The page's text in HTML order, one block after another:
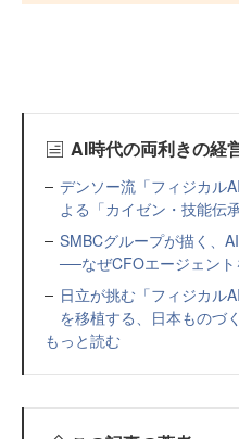
AI時代の両利きの経
デンソー流「フィジカル
よる「カイゼン・技能伝
SMBCグループが描く、
──なぜCFOエージェント
日立が挑む「フィジカル
を移植する、日本ものづ
もっと読む